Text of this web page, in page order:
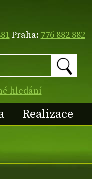
Praha: 776 882 882
hledání
Realizace